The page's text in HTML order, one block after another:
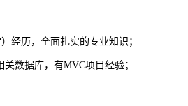
经历，全面扎实的专业知识；
关数据库，有MVC项目经验；